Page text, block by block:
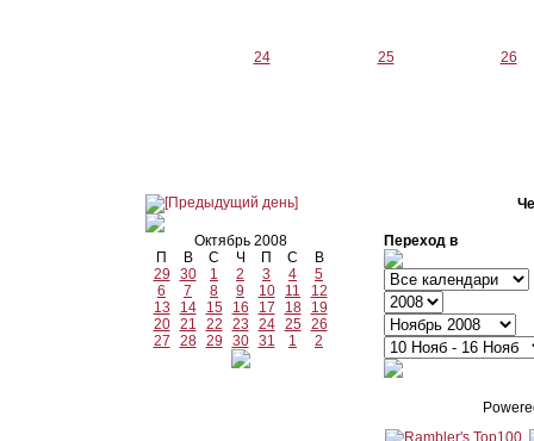
24 25 26
Октябрь 2008
П
В С Ч П С
В
29
30 1 2 3 4
5
6
7 8 9 10 11
12
13
14 15 16 17 18
19
20
21 22 23 24 25
26
27
28 29 30 31 1 2
Переход в